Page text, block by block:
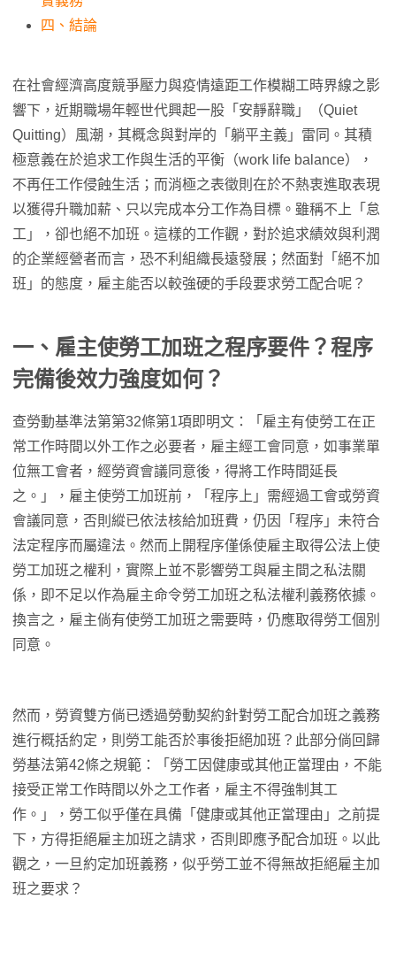
四、結論
在社會經濟高度競爭壓力與疫情遠距工作模糊工時界線之影
響下，近期職場年輕世代興起一股「安靜辭職」（Quiet
Quitting）風潮，其概念與對岸的「躺平主義」雷同。其積
極意義在於追求工作與生活的平衡（work life balance），
不再任工作侵蝕生活；而消極之表徵則在於不熱衷進取表現
以獲得升職加薪、只以完成本分工作為目標。雖稱不上「怠
工」，卻也絕不加班。這樣的工作觀，對於追求績效與利潤
的企業經營者而言，恐不利組織長遠發展；然面對「絕不加
班」的態度，雇主能否以較強硬的手段要求勞工配合呢？
一、雇主使勞工加班之程序要件？程序
完備後效力強度如何？
查勞動基準法第第32條第1項即明文：「雇主有使勞工在正
常工作時間以外工作之必要者，雇主經工會同意，如事業單
位無工會者，經勞資會議同意後，得將工作時間延長
之。」，雇主使勞工加班前，「程序上」需經過工會或勞資
會議同意，否則縱已依法核給加班費，仍因「程序」未符合
法定程序而屬違法。然而上開程序僅係使雇主取得公法上使
勞工加班之權利，實際上並不影響勞工與雇主間之私法關
係，即不足以作為雇主命令勞工加班之私法權利義務依據。
換言之，雇主倘有使勞工加班之需要時，仍應取得勞工個別
同意。
然而，勞資雙方倘已透過勞動契約針對勞工配合加班之義務
進行概括約定，則勞工能否於事後拒絕加班？此部分倘回歸
勞基法第42條之規範：「勞工因健康或其他正當理由，不能
接受正常工作時間以外之工作者，雇主不得強制其工
作。」，勞工似乎僅在具備「健康或其他正當理由」之前提
下，方得拒絕雇主加班之請求，否則即應予配合加班。以此
觀之，一旦約定加班義務，似乎勞工並不得無故拒絕雇主加
班之要求？